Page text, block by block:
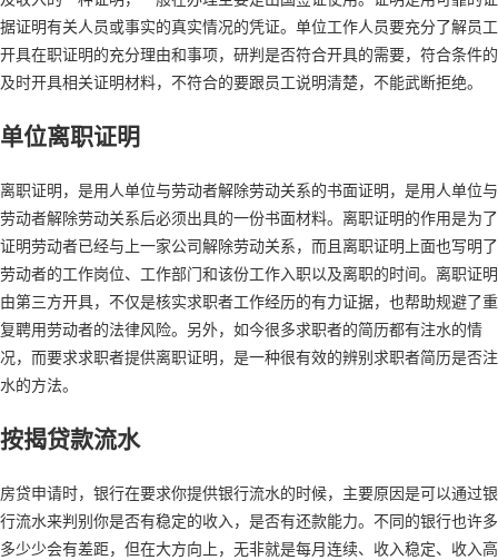
据证明有关人员或事实的真实情况的凭证。单位工作人员要充分了解员工
开具在职证明的充分理由和事项，研判是否符合开具的需要，符合条件的
及时开具相关证明材料，不符合的要跟员工说明清楚，不能武断拒绝。
单位离职证明
离职证明，是用人单位与劳动者解除劳动关系的书面证明，是用人单位与
劳动者解除劳动关系后必须出具的一份书面材料。离职证明的作用是为了
证明劳动者已经与上一家公司解除劳动关系，而且离职证明上面也写明了
劳动者的工作岗位、工作部门和该份工作入职以及离职的时间。离职证明
由第三方开具，不仅是核实求职者工作经历的有力证据，也帮助规避了重
复聘用劳动者的法律风险。另外，如今很多求职者的简历都有注水的情
况，而要求求职者提供离职证明，是一种很有效的辨别求职者简历是否注
水的方法。
按揭贷款流水
房贷申请时，银行在要求你提供银行流水的时候，主要原因是可以通过银
行流水来判别你是否有稳定的收入，是否有还款能力。不同的银行也许多
多少少会有差距，但在大方向上，无非就是每月连续、收入稳定、收入高